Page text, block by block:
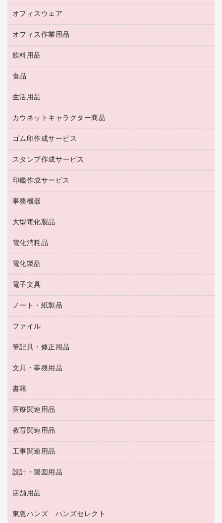
ＵＳＢハブ／ＵＳＢアクセサリー
ＯＡフィルター
ＯＡクリーナー／エアダスター
ＨＤＤ／ＳＳＤ
ディスプレイモニター
インクジェットプリンタ／複合機
ロッカー・下駄箱
その他収納
オフィスアクセサリー
オフィスウェア
医療・介護・ワーキングウェア
ブラウス・シャツ
アウター
オフィス作業用品
養生用品
防災用備蓄食品・飲料
台車・脚立
倉庫収納用品
作業用雑貨
梱包用品
梱包用テープ
工場用品
園芸用品
ペット用品
飲料用品
緑茶飲料
茶葉・インスタント
紅茶・バラエティ飲料
レギュラーコーヒー
ミルク・シュガー
ソフトドリンク
コーヒーメーカー・備品
インスタントコーヒー
お茶備品
食品
食品
生活用品
浴室用品
台所用洗剤
掃除用品
掃除用洗剤
洗濯用品
消臭・芳香剤
殺虫剤
飲食用消耗品
飲食雑貨用品
ハンドソープ・石鹸
トイレ用品
トイレ用洗剤
ティッシュペーパー
ダストボックス
タオル・アメニティ用品
スリッパ・サンダル・シューズ
スポーツ・レジャー用品
ゴミ袋
キッチン用品
食品添加物製品
カウネットキャラクター商品
カウネットキャラクター商品
ゴム印作成サービス
ゴム印作成サービス
ゴム印（一行印）作成サービス
ゴム印（フリーサイズ印）作成サービス
スタンプ作成サービス
シヤチハタスタンプ作成サービス
カウネットスタンプ作成サービス
印鑑作成サービス
印鑑作成サービス
事務機器
大型シュレッダー（共配）
レーザーポインター
ラミネートフィルム
ラミネータ
タイムレコーダー
シュレッダ
ＯＨＰ用品
大型電化製品
冷蔵庫・キッチン・調理家電
テレビ・ＡＶ機器
電化消耗品
電球・蛍光灯
乾電池・充電池
フィルム・カメラ用品
デスクライト
アルバム
電化製品
掃除機・クリーナー
空調・季節家電
その他電化製品
キッチン・調理家電
ＯＡタップ／延長コード
電子文具
電卓
ラベルテープ
その他電子文具
ノート・紙製品
封筒
伝票
典礼用品
帳簿
額縁
各種用紙
ルーズリーフ
バインダーノート
ファイル
名刺整理用品
板目表紙・綴込表紙
背幅が伸びるファイル
統一伝票用ファイル
収納保存用品
レターファイル
リングファイル
プレゼン用ファイル
フラットファイル
ファイルボックス
筆記具・修正用品
万年筆
消しゴム
修正液・修正ペン
修正テープ
鉛筆
マーキングペン（油性）
マーキングペン（水性）
ホワイトボード用マーカー
文具・事務用品
輪ゴム
両面テープ
名札
保管・整理用品
壁面／足元収納
備品／小物ケース
透明テープ 事務用
電話台
書籍
パソコンソフト
医療関連用品
保健用品
使い捨て手袋
感染症対策用品
介護用品
医療関連用品
教育関連用品
教育関連用品
工事関連用品
工事関連用品
設計・製図用品
設計・製図用品
店舗用品
店舗運営用品
東急ハンズ ハンズセレクト